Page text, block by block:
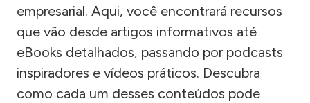
empresarial. Aqui, você encontrará recursos
que vão desde artigos informativos até
eBooks detalhados, passando por podcasts
inspiradores e vídeos práticos. Descubra
como cada um desses conteúdos pode